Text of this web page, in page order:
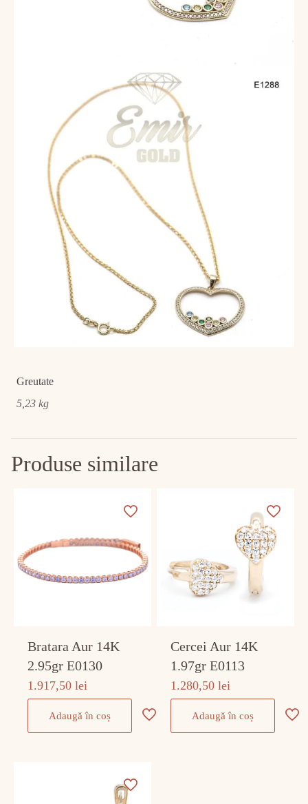
Greutate
5,23 kg
Produse similare
Bratara Aur 14K
2.95gr E0130
1.917,50lei
Adaugă în coș
Cercei Aur 14K
1.97gr E0113
1.280,50lei
Adaugă în coș